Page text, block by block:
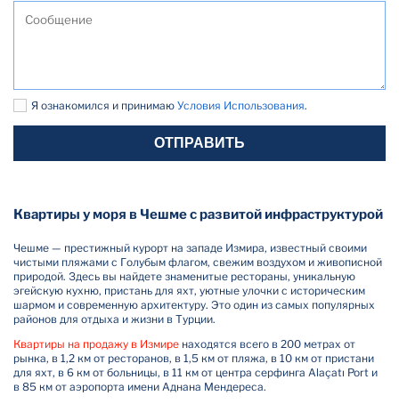
Я ознакомился и принимаю Условия Использования.
ОТПРАВИТЬ
Квартиры у моря в Чешме с развитой инфраструктурой
Чешме — престижный курорт на западе Измира, известный своими
чистыми пляжами с Голубым флагом, свежим воздухом и живописной
природой. Здесь вы найдете знаменитые рестораны, уникальную
эгейскую кухню, пристань для яхт, уютные улочки с историческим
шармом и современную архитектуру. Это один из самых популярных
районов для отдыха и жизни в Турции.
Квартиры на продажу в Измире находятся всего в 200 метрах от
рынка, в 1,2 км от ресторанов, в 1,5 км от пляжа, в 10 км от пристани
для яхт, в 6 км от больницы, в 11 км от центра серфинга Alaçatı Port и
в 85 км от аэропорта имени Аднана Мендереса.